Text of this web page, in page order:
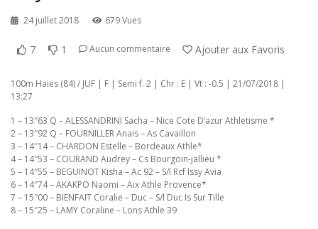
24 juillet 2018 679 Vues
7 1 Aucun commentaire Ajouter aux Favoris
100m Haies (84) / JUF | F | Semi f. 2 | Chr : E | Vt : -0.5 | 21/07/2018 |
13:27
1 – 13″63 Q – ALESSANDRINI Sacha – Nice Cote D’azur Athletisme *
2 – 13″92 Q – FOURNILLER Anais – As Cavaillon
3 – 14″14 – CHARDON Estelle – Bordeaux Athle*
4 – 14″53 – COURAND Audrey – Cs Bourgoin-jallieu *
5 – 14″55 – BEGUINOT Kisha – Ac 92 – S/l Rcf Issy Avia
6 – 14″74 – AKAKPO Naomi – Aix Athle Provence*
7 – 15″00 – BIENFAIT Coralie – Duc – S/l Duc Is Sur Tille
8 – 15″25 – LAMY Coraline – Lons Athle 39